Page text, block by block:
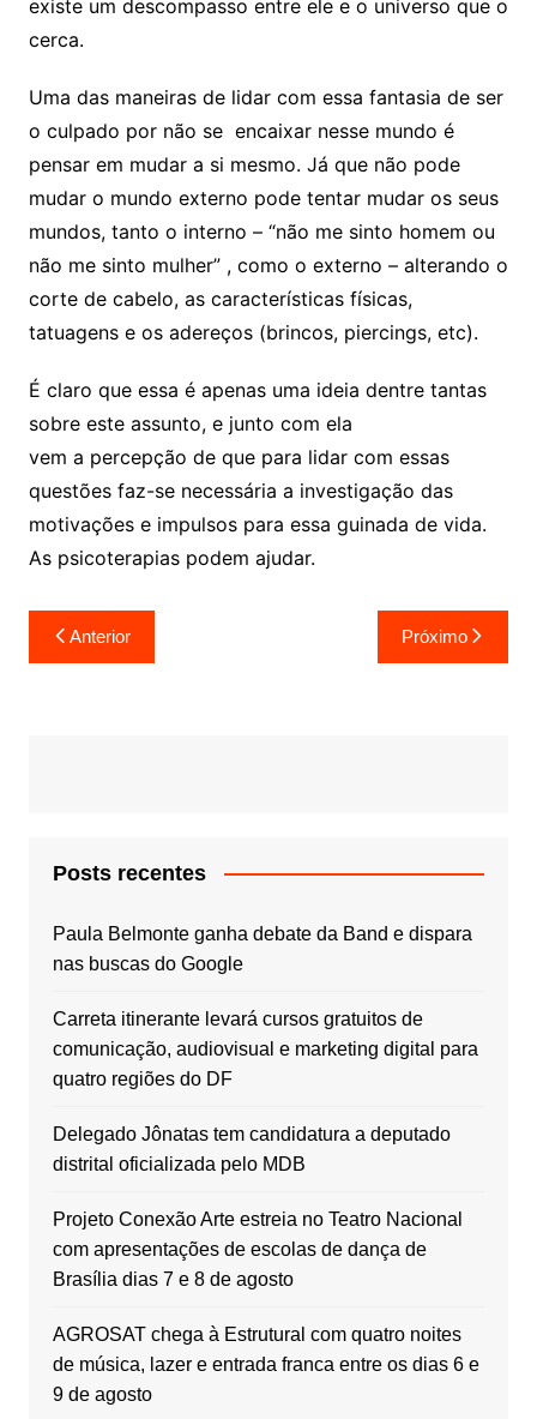
existe um descompasso entre ele e o universo que o
cerca.
Uma das maneiras de lidar com essa fantasia de ser
o culpado por não se encaixar nesse mundo é
pensar em mudar a si mesmo. Já que não pode
mudar o mundo externo pode tentar mudar os seus
mundos, tanto o interno – “não me sinto homem ou
não me sinto mulher” , como o externo – alterando o
corte de cabelo, as características físicas,
tatuagens e os adereços (brincos, piercings, etc).
É claro que essa é apenas uma ideia dentre tantas
sobre este assunto, e junto com ela
vem a percepção de que para lidar com essas
questões faz-se necessária a investigação das
motivações e impulsos para essa guinada de vida.
As psicoterapias podem ajudar.
Navegação
de
Anterior Próximo
Posts recentes
Paula Belmonte ganha debate da Band e dispara
nas buscas do Google
Carreta itinerante levará cursos gratuitos de
comunicação, audiovisual e marketing digital para
quatro regiões do DF
Delegado Jônatas tem candidatura a deputado
distrital oficializada pelo MDB
Projeto Conexão Arte estreia no Teatro Nacional
com apresentações de escolas de dança de
Brasília dias 7 e 8 de agosto
AGROSAT chega à Estrutural com quatro noites
de música, lazer e entrada franca entre os dias 6 e
9 de agosto